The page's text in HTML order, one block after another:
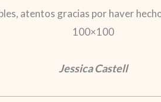
atentos gracias por haver
100×100
Jessica Castell